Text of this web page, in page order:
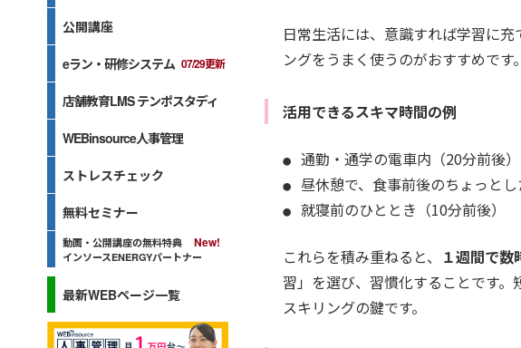
日常生活には、意識すれば学習に
ングをうまく使うのがおすすめです。
活用できるスキマ時間の例
通勤・通学の電車内（20分前後）
昼休憩で、食事前後のちょっとし
就寝前のひととき（10分前後）
これらを積み重ねると、 １週間で数
習」を選び、習慣化することです
スキリングの鍵です。
公開講座
eラン・研修システム 07/29更新
店舗教育LMS テンポスタディ
WEBinsource人事管理
ストレスチェック
無料セミナー
動画・公開講座の無料特典
インソースENERGYパートナー
最新WEBページ一覧